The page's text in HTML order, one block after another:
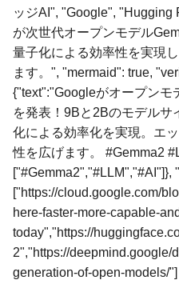
ッジAI", "Google", "Hugging
が次世代オープンモデル
量子化による効率性を実現
ます。", "mermaid": true,
{"text":"Googleがオープンモ
を発表！9Bと2Bのモデルサ
化による効率化を実現。エ
性を広げます。 #Gemma2
["#Gemma2","#LLM","#AI"]},
["https://cloud.google.com/
here-faster-more-capable-
today","https://
2","https://deepmind.google/
generation-of-open-models/